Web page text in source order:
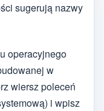
sugerują nazwy
operacyjnego
w
wiersz poleceń
i wpisz